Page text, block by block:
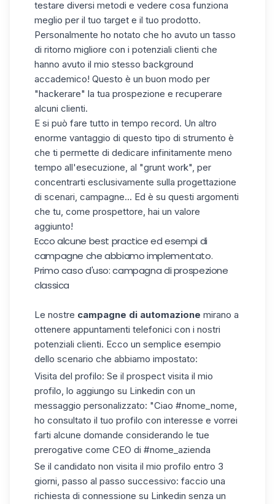
testare diversi metodi e vedere cosa funziona
meglio per il tuo target e il tuo prodotto.
Personalmente ho notato che ho avuto un tasso
di ritorno migliore con i potenziali clienti che
hanno avuto il mio stesso background
accademico! Questo è un buon modo per
"hackerare" la tua prospezione e recuperare
alcuni clienti.
E si può fare tutto in tempo record. Un altro
enorme vantaggio di questo tipo di strumento è
che ti permette di dedicare infinitamente meno
tempo all'esecuzione, al "grunt work", per
concentrarti esclusivamente sulla progettazione
di scenari, campagne... Ed è su questi argomenti
che tu, come prospettore, hai un valore
aggiunto!
Ecco alcune best practice ed esempi di
campagne che abbiamo implementato.
Primo caso d'uso: campagna di prospezione
classica
Le nostre campagne di automazione mirano a
ottenere appuntamenti telefonici con i nostri
potenziali clienti. Ecco un semplice esempio
dello scenario che abbiamo impostato:
Visita del profilo: Se il prospect visita il mio
profilo, lo aggiungo su Linkedin con un
messaggio personalizzato: "Ciao #nome_nome,
ho consultato il tuo profilo con interesse e vorrei
farti alcune domande considerando le tue
prerogative come CEO di #nome_azienda
Se il candidato non visita il mio profilo entro 3
giorni, passo al passo successivo: faccio una
richiesta di connessione su Linkedin senza un